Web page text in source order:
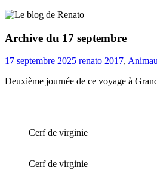
Archive du 17 septembre
17 septembre 2025 renato 2017,
Deuxième journée de ce voyage à
Cerf de virginie
Cerf de virginie